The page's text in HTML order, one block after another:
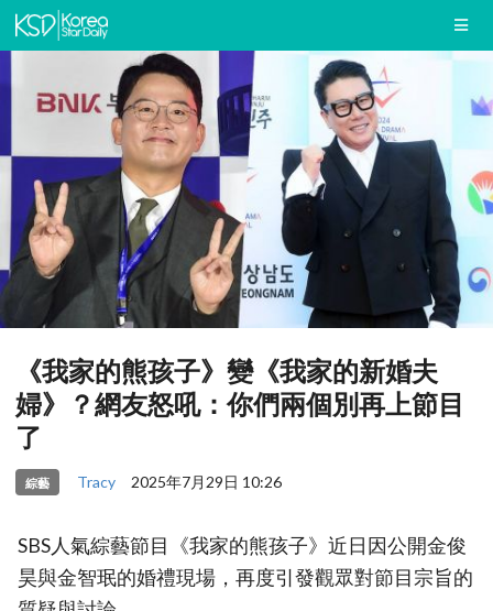
《我家的熊孩子》變《我家的新婚夫
婦》？網友怒吼：你們兩個別再上節目
了
綜藝 Tracy 2025年7月29日 10:26
SBS人氣綜藝節目《我家的熊孩子》近日因公開金俊
昊與金智珉的婚禮現場，再度引發觀眾對節目宗旨的